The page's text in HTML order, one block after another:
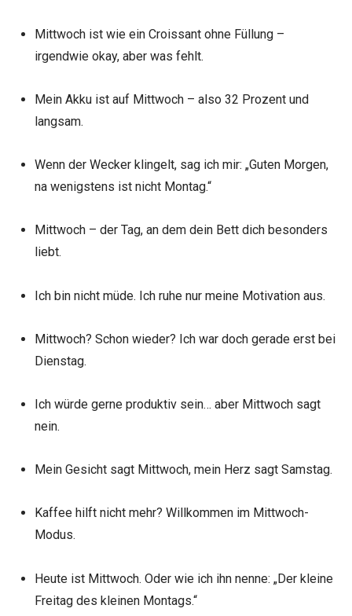
Mittwoch ist wie ein Croissant ohne Füllung –
irgendwie okay, aber was fehlt.
Mein Akku ist auf Mittwoch – also 32 Prozent und
langsam.
Wenn der Wecker klingelt, sag ich mir: „Guten Morgen,
na wenigstens ist nicht Montag.“
Mittwoch – der Tag, an dem dein Bett dich besonders
liebt.
Ich bin nicht müde. Ich ruhe nur meine Motivation aus.
Mittwoch? Schon wieder? Ich war doch gerade erst bei
Dienstag.
Ich würde gerne produktiv sein… aber Mittwoch sagt
nein.
Mein Gesicht sagt Mittwoch, mein Herz sagt Samstag.
Kaffee hilft nicht mehr? Willkommen im Mittwoch-
Modus.
Heute ist Mittwoch. Oder wie ich ihn nenne: „Der kleine
Freitag des kleinen Montags.“